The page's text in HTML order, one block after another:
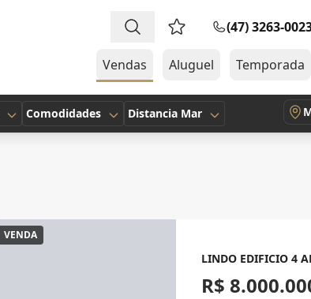
Favoritos (0 itens)
(47) 3263-
Vendas Aluguel Temporada
Comodidades Distancia Mar
VENDA
LINDO EDIFICIO 4
R$